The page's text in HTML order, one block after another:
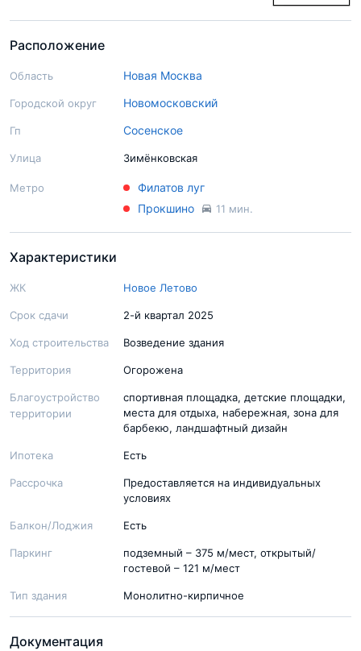
Расположение
Область Новая Москва
Городской округ Новомосковский
Гп Сосенское
Улица Зимёнковская
Метро
Филатов луг
Прокшино
11 мин.
Характеристики
ЖК Новое Летово
Срок сдачи 2-й квартал 2025
Ход строительства Возведение здания
Территория Огорожена
Благоустройство
территории
спортивная площадка, детские площадки,
места для отдыха, набережная, зона для
барбекю, ландшафтный дизайн
Ипотека Есть
Рассрочка
Предоставляется на индивидуальных
условиях
Балкон/Лоджия Есть
Паркинг
подземный – 375 м/мест, открытый/
гостевой – 121 м/мест
Тип здания Монолитно-кирпичное
Документация